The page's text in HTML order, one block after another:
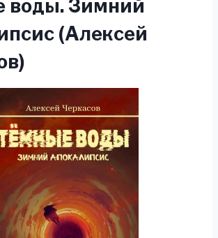
воды. Зимний
(Алексей